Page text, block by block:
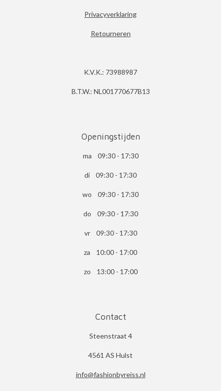
Privacyverklaring
Retourneren
K.V.K.: 73988987
B.T.W.: NL001770677B13
Openingstijden
ma 09:30 - 17:30
di 09:30 - 17:30
wo 09:30 - 17:30
do 09:30 - 17:30
vr 09:30 - 17:30
za 10:00 - 17:00
zo 13:00 - 17:00
Contact
Steenstraat 4
4561 AS Hulst
info@fashionbyreiss.nl